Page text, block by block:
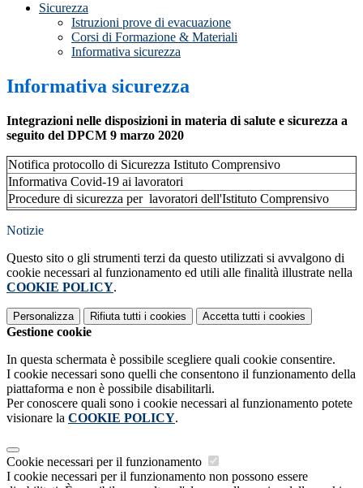
Sicurezza
Istruzioni prove di evacuazione
Corsi di Formazione & Materiali
Informativa sicurezza
Informativa sicurezza
Integrazioni nelle disposizioni in materia di salute e sicurezza a
seguito del DPCM 9 marzo 2020
Notifica protocollo di Sicurezza Istituto Comprensivo
Informativa Covid-19 ai lavoratori
Procedure di sicurezza per lavoratori dell'Istituto Comprensivo
Notizie
Questo sito o gli strumenti terzi da questo utilizzati si avvalgono di
cookie necessari al funzionamento ed utili alle finalità illustrate nella
COOKIE POLICY.
Personalizza Rifiuta tutti i cookies Accetta tutti i cookies
Gestione cookie
In questa schermata è possibile scegliere quali cookie consentire.
I cookie necessari sono quelli che consentono il funzionamento della
piattaforma e non è possibile disabilitarli.
Per conoscere quali sono i cookie necessari al funzionamento potete
visionare la COOKIE POLICY.
Cookie necessari per il funzionamento
I cookie necessari per il funzionamento non possono essere